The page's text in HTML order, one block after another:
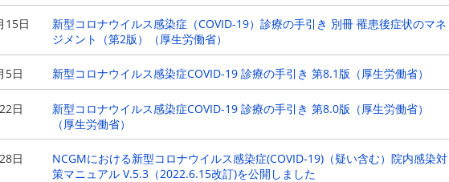
日
NCGMにおける新型コロナウイルス感染症(COVID-19)（疑い含む）院内感染対
策マニュアルV.4.2 （2021.3.10改訂)を公開しました
日
NCGMにおける新型コロナウイルス感染症(COVID-19)（疑い含む）院内感染対
策マニュアルV.4.1（2021.2.10改訂)を公開しました
日 NCGMのCOVID-19治療フローチャート（成人)を公開しました
日
NCGMにおける新型コロナウイルス感染症(COVID-19)（疑い含む）院内感染対
策マニュアルV.4、PPE着脱マニュアル（2021.1.29改訂)を公開しました
15日
新型コロナウイルス感染症（COVID-19）診療の手引き 別冊 罹患後症状のマネ
ジメント（第2版）（厚生労働省）
5日 新型コロナウイルス感染症COVID-19 診療の手引き 第8.1版（厚生労働省）
日
新型コロナウイルス感染症COVID-19 診療の手引き 第8.0版（厚生労働省）
（厚生労働省）
日
NCGMにおける新型コロナウイルス感染症(COVID-19)（疑い含む）院内感染対
策マニュアル V.5.3（2022.6.15改訂)を公開しました